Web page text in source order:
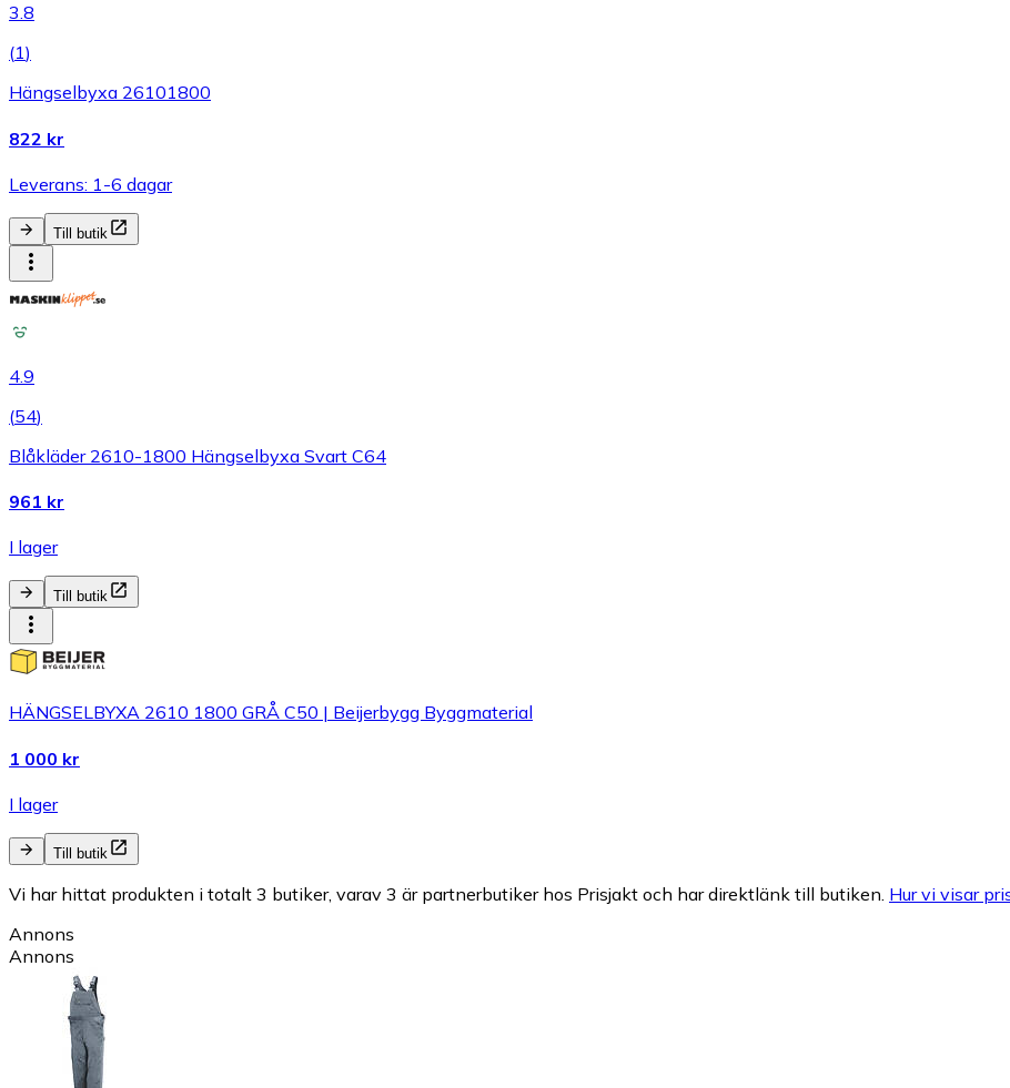
3.8
(1)
Hängselbyxa 26101800
822 kr
Leverans: 1-6 dagar
Till butik
4.9
(54)
Blåkläder 2610-1800 Hängselbyxa Svart C64
961 kr
I lager
Till butik
HÄNGSELBYXA 2610 1800 GRÅ C50 | Beijerbygg Byggmaterial
1 000 kr
I lager
Till butik
Vi har hittat produkten i totalt 3 butiker, varav 3 är partnerbutiker hos Prisjakt och har direktlänk till butiken. Hur vi visar
Annons
Annons